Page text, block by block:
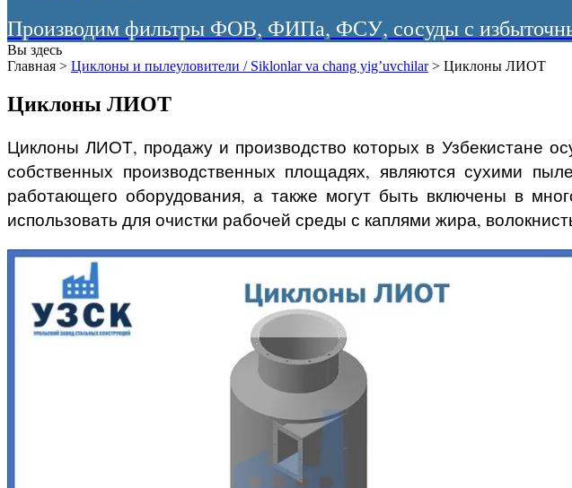
Производим фильтры ФОВ, ФИПа, ФСУ, сосуды с
Вы здесь
Главная > Циклоны и пылеуловители / Siklonlar va chang yig’uvchilar > Циклоны ЛИОТ
Циклоны ЛИОТ
Циклоны ЛИОТ, продажу и производство которых в Узбекистане
собственных производственных площадях, являются сухими
работающего оборудования, а также могут быть включены в
использовать для очистки рабочей среды с каплями жира,